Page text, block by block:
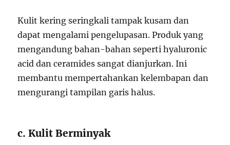
Kulit kering seringkali tampak kusam dan
dapat mengalami pengelupasan. Produk yang
mengandung bahan-bahan seperti hyaluronic
acid dan ceramides sangat dianjurkan. Ini
membantu mempertahankan kelembapan dan
mengurangi tampilan garis halus.
c. Kulit Berminyak